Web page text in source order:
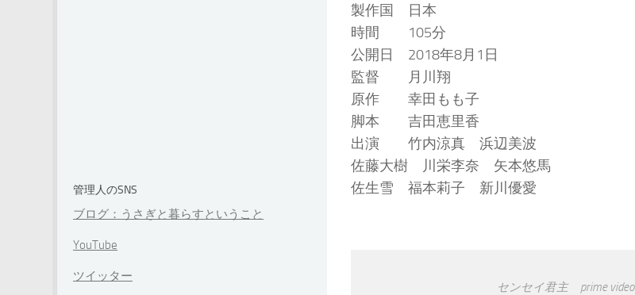
製作国 日本
時間 105分
公開日 2018年8月1日
監督 月川翔
原作 幸田もも子
脚本 吉田恵里香
出演 竹内涼真 浜辺美波
佐藤大樹 川栄李奈 矢本悠馬
佐生雪 福本莉子 新川優愛
センセイ君主 prime video
管理人のSNS
ブログ：うさぎと暮らすということ
YouTube
ツイッター